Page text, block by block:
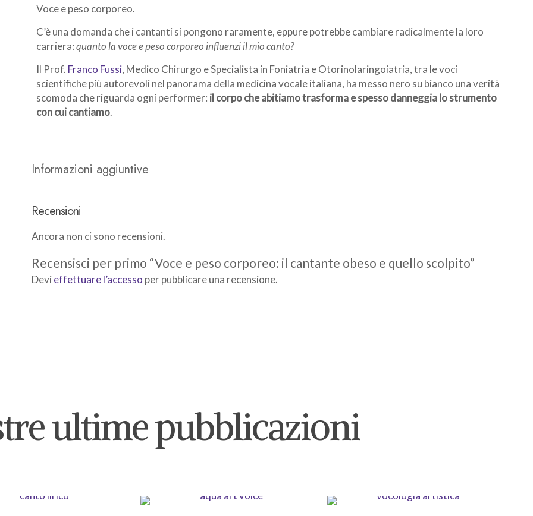
Voce e peso corporeo.
C’è una domanda che i cantanti si pongono raramente, eppure potrebbe cambiare radicalmente la loro
carriera:quanto la voce e peso corporeo influenzi il mio canto?
Il Prof. Franco Fussi, Medico Chirurgo e Specialista in Foniatria e Otorinolaringoiatria, tra le voci
scientifiche più autorevoli nel panorama della medicina vocale italiana, ha messo nero su bianco una verità
scomoda che riguarda ogni performer: il corpo che abitiamo trasforma e spesso danneggia lo strumento
con cui cantiamo.
Informazioni aggiuntive
Recensioni
Ancora non ci sono recensioni.
Recensisci per primo “Voce e peso corporeo: il cantante obeso e quello scolpito”
Devi effettuare l’accesso per pubblicare una recensione.
ultime pubblicazioni